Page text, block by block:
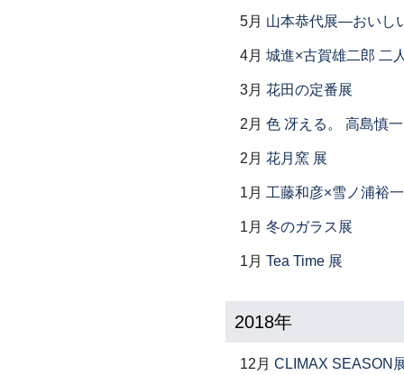
5月 山本恭代展―おいし
4月 城進×古賀雄二郎 二
3月 花田の定番展
2月 色 冴える。 高島慎
2月 花月窯 展
1月 工藤和彦×雪ノ浦裕
1月 冬のガラス展
1月 Tea Time 展
2018年
12月 CLIMAX SEASON